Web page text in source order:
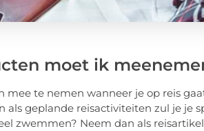
moet ik
te nemen wanneer je op reis
geplande reisactiviteiten zul je je
zwemmen? Neem dan als